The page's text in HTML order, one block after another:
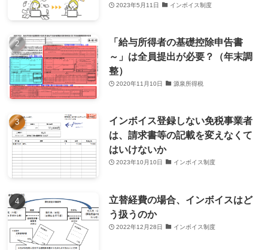
2023年5月11日 インボイス制度
「給与所得者の基礎控除申告書
～」は全員提出が必要？（年末調
整）
2020年11月10日 源泉所得税
インボイス登録しない免税事業者
は、請求書等の記載を変えなくて
はいけないか
2023年10月10日 インボイス制度
立替経費の場合、インボイスはど
う扱うのか
2022年12月28日 インボイス制度